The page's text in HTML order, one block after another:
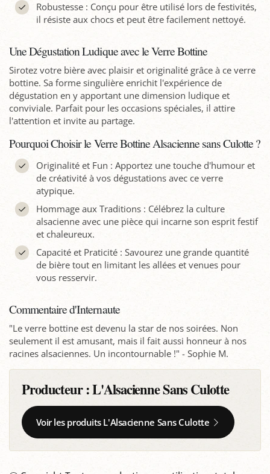
Robustesse : Conçu pour être utilisé lors de festivités,
il résiste aux chocs et peut être facilement nettoyé.
Une Dégustation Ludique avec le Verre Bottine
Sirotez votre bière avec plaisir et originalité grâce à ce verre
bottine. Sa forme singulière enrichit l'expérience de
dégustation en y apportant une dimension ludique et
conviviale. Parfait pour les occasions spéciales, il attire
l'attention et invite au partage.
Pourquoi Choisir le Verre Bottine Alsacienne sans Culotte ?
Originalité et Fun : Apportez une touche d'humour et
de créativité à vos dégustations avec ce verre
atypique.
Hommage aux Traditions : Célébrez la culture
alsacienne avec une pièce qui incarne son esprit festif
et chaleureux.
Capacité et Praticité : Savourez une grande quantité
de bière tout en limitant les allées et venues pour
vous resservir.
Commentaire d'Internaute
"Le verre bottine est devenu la star de nos soirées. Non
seulement il est amusant, mais il fait aussi honneur à nos
racines alsaciennes. Un incontournable !" - Sophie M.
Producteur :L'Alsacienne Sans Culotte
Voir les produits L'Alsacienne Sans Culotte